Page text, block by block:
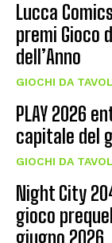
Lucca
premi Gioco
dell’Anno
GIOCHI DA
PLAY 2026
capitale del
GIOCHI DA
Night City
gioco
giugno 2026